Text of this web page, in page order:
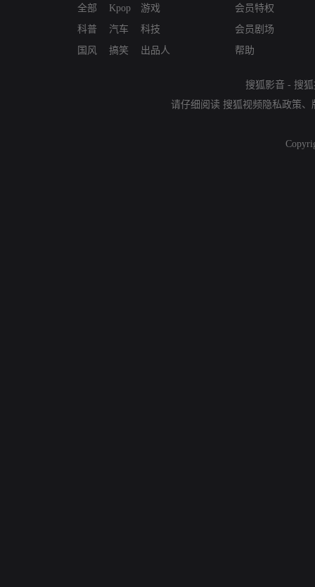
全部
科普
国风
Kpop
汽车
搞笑
游戏
科技
出品人
会员特权
会员剧场
帮助
搜狐影音 - 搜
请仔细阅读 搜狐视频隐私政策、